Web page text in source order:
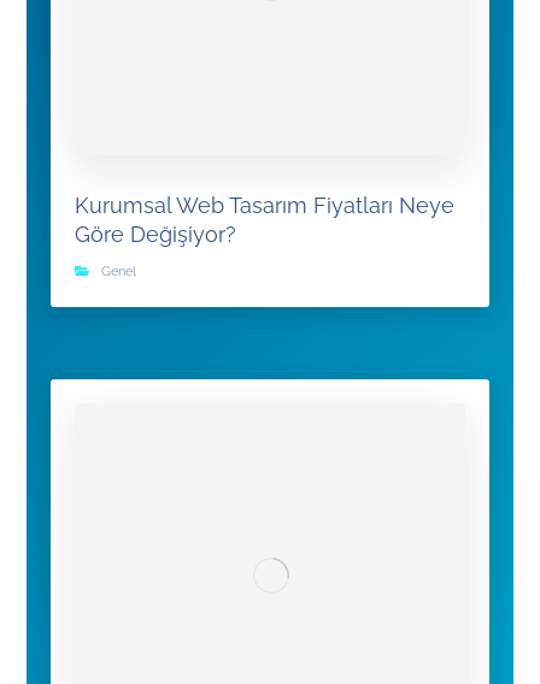
Kurumsal Web Tasarım Fiyatları Neye
Göre Değişiyor?
Genel